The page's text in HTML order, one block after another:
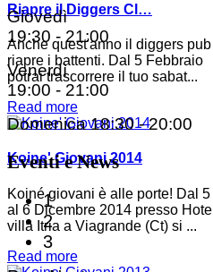
Riapre il Diggers Cl…
Anche quest'anno il diggers pub
riapre i battenti. Dal 5 Febbraio
potrai trascorrere il tuo sabat...
Read more
Koine' Giovani 2014
Koiné giovani è alle porte! Dal 5
al 6 Dicembre 2014 presso Hotel
villa Itria a Viagrande (Ct) si ...
Read more
Giovedì
19:30 - 21:00
Venerdì
19:00 - 21:00
Domenica18:30 - 20:00
Eventi e News
1
2
3